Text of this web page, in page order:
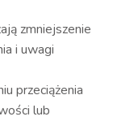
zmniejszenie
i uwagi
przeciążenia
lub